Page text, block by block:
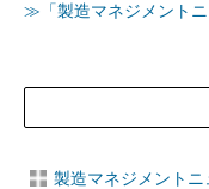
≫「製造マネジメント
製造マネジメント